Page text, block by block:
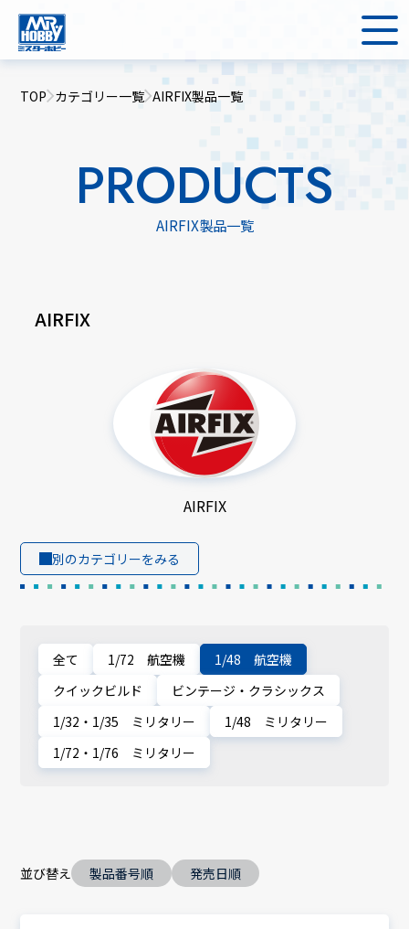
TOP カテゴリー一覧 AIRFIX製品一覧
PRODUCTS
AIRFIX製品一覧
AIRFIX
AIRFIX
別のカテゴリーをみる
全て 1/72 航空機
1/48 航空機
クイックビルド
ビンテージ・クラシックス
1/32・1/35 ミリタリー
1/48 ミリタリー
1/72・1/76 ミリタリー
並び替え 製品番号順 発売日順